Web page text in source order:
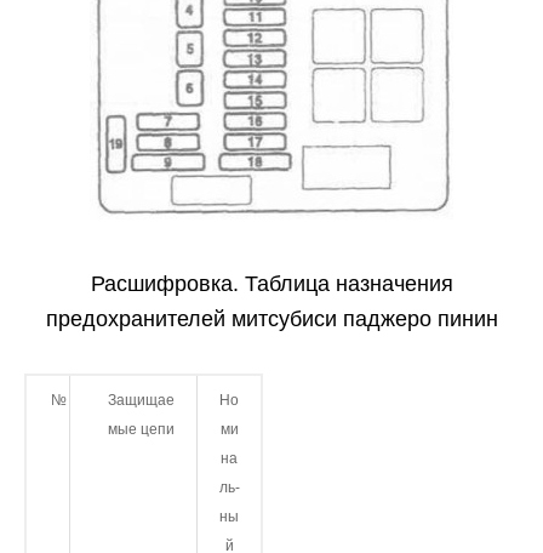
Расшифровка. Таблица назначения
предохранителей митсубиси паджеро пинин
№
Защищае
мые цепи
Но
ми
на
ль­
ны
й